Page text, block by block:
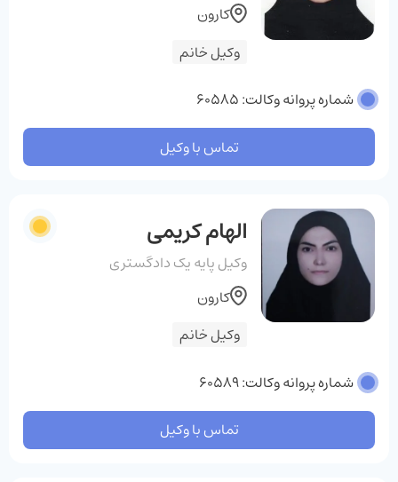
وکیل خانم
کارون
شماره پروانه وکالت: 60585
تماس با وکیل
الهام کریمی
وکیل پایه یک دادگستری
وکیل خانم
کارون
شماره پروانه وکالت: 60589
تماس با وکیل